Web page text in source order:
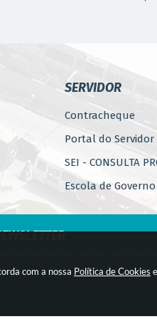
com a nossa Política de Cookies e
SERVIDOR
Contracheque
Portal do Servidor
SEI - CONSULTA
Escola de Governo
WebMail
Código de Ética
Perícia Médica
Gerência de